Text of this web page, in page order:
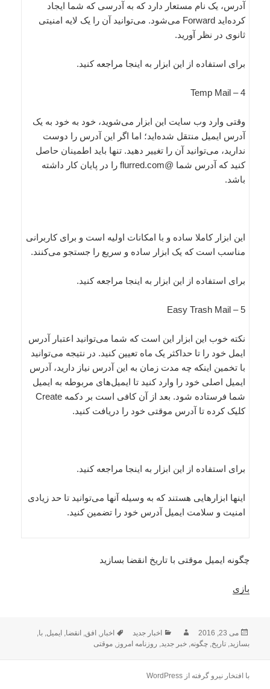
آدرس،‌ یک نام مستعار دارد که به آدرسی که شما ایجاد
کرده‌اید Forward می‌شود. می‌توانید آن را یک لایه امنیتی
ثانوی در نظر آورید.
برای استفاده از این ابزار به اینجا مراجعه کنید.
4 – Temp Mail
وقتی وارد وب سایت این ابزار می‌شوید، خود به خود به یک
آدرس ایمیل منتقل شده‌اید؛ اما اگر این آدرس را دوست
ندارید، می‌توانید آن را تغییر دهید. تنها باید اطمینان حاصل
کنید که آدرس شما @flurred.com را در پایان کار داشته
باشد.
این ابزار کاملا ساده و با امکانات اولیه است و برای کاربرانی
مناسب است که یک ابزار ساده و سریع را جستجو می‌کنند.
برای استفاده از این ابزار به اینجا مراجعه کنید.
5 – Easy Trash Mail
نکته خوب این ابزار این است که شما می‌توانید ‌اعتبار آدرس
ایمل خود را تا ‌حداکثر یک ماه تعیین کنید. در نتیجه می‌توانید
با تخمین اینکه ‌چه مدت زمان به این آدرس نیاز دارید، آدرس
ایمیل اصلی خود را وارد کنید تا ایمیل‌های مربوطه به ایمیل
شما فرستاده شود. بعد از آن کافی است بر ‌دکمه Create
کلیک کرده تا آدرس موقتی خود را دریافت کنید.
برای استفاده از این ابزار به اینجا مراجعه کنید.
اینها ابزارهایی هستند که به وسیله آنها می‌توانید تا حد زیادی
امنیت و سلامت ایمیل آدرس خود را تضمین کنید.
چگونه ایمیل موقتی با تاریخ انقضا بسازید
بازی
ارسال
شده
می 23, 2016 نویسندهدسته‌ها
اخبار جدید برچسب‌ها
اخبار, افق, انقضا, ایمیل,با,
بسازید,تاریخ,چگونه,خبر جدید, روزنامه امروز,موقتی
با افتخار نیرو گرفته از WordPress